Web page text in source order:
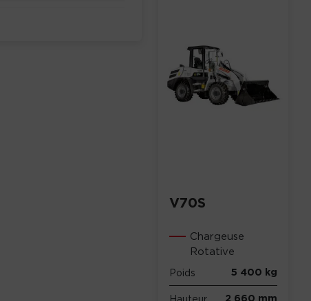
V70S
Chargeuse
Rotative
Poids 5 400 kg
Hauteur 2 660 mm